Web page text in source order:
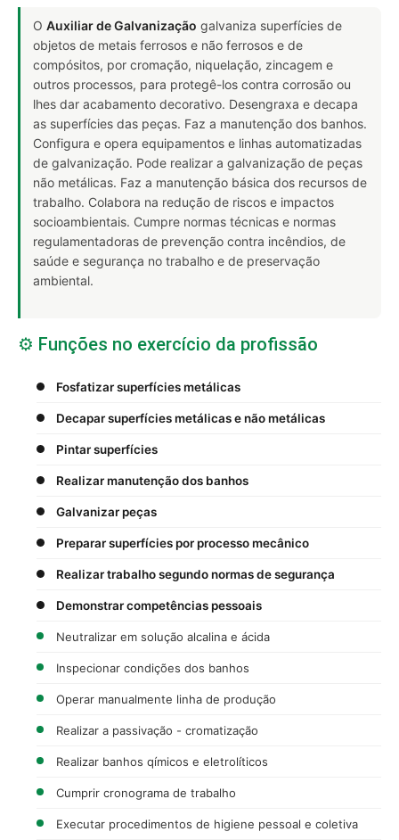
O Auxiliar de Galvanização galvaniza superfícies de
objetos de metais ferrosos e não ferrosos e de
compósitos, por cromação, niquelação, zincagem e
outros processos, para protegê-los contra corrosão ou
lhes dar acabamento decorativo. Desengraxa e decapa
as superfícies das peças. Faz a manutenção dos banhos.
Configura e opera equipamentos e linhas automatizadas
de galvanização. Pode realizar a galvanização de peças
não metálicas. Faz a manutenção básica dos recursos de
trabalho. Colabora na redução de riscos e impactos
socioambientais. Cumpre normas técnicas e normas
regulamentadoras de prevenção contra incêndios, de
saúde e segurança no trabalho e de preservação
ambiental.
⚙️ Funções no exercício da profissão
Fosfatizar superfícies metálicas
Decapar superfícies metálicas e não metálicas
Pintar superfícies
Realizar manutenção dos banhos
Galvanizar peças
Preparar superfícies por processo mecânico
Realizar trabalho segundo normas de segurança
Demonstrar competências pessoais
Neutralizar em solução alcalina e ácida
Inspecionar condições dos banhos
Operar manualmente linha de produção
Realizar a passivação - cromatização
Realizar banhos qímicos e eletrolíticos
Cumprir cronograma de trabalho
Executar procedimentos de higiene pessoal e coletiva